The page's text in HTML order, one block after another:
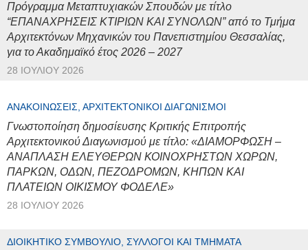
Πρόγραμμα Μεταπτυχιακών Σπουδών με τίτλο
“ΕΠΑΝΑΧΡΗΣΕΙΣ ΚΤΙΡΙΩΝ ΚΑΙ ΣΥΝΟΛΩΝ” από το Τμήμα
Αρχιτεκτόνων Μηχανικών του Πανεπιστημίου Θεσσαλίας,
για το Ακαδημαϊκό έτος 2026 – 2027
28 ΙΟΥΛΊΟΥ 2026
ΑΝΑΚΟΙΝΏΣΕΙΣ, ΑΡΧΙΤΕΚΤΟΝΙΚΟΊ ΔΙΑΓΩΝΙΣΜΟΊ
Γνωστοποίηση δημοσίευσης Κριτικής Επιτροπής
Αρχιτεκτονικού Διαγωνισμού με τίτλο: «ΔΙΑΜΟΡΦΩΣΗ –
ΑΝΑΠΛΑΣΗ ΕΛΕΥΘΕΡΩΝ ΚΟΙΝΟΧΡΗΣΤΩΝ ΧΩΡΩΝ,
ΠΑΡΚΩΝ, ΟΔΩΝ, ΠΕΖΟΔΡΟΜΩΝ, ΚΗΠΩΝ ΚΑΙ
ΠΛΑΤΕΙΩΝ ΟΙΚΙΣΜΟΥ ΦΟΔΕΛΕ»
28 ΙΟΥΛΊΟΥ 2026
ΔΙΟΙΚΗΤΙΚΌ ΣΥΜΒΟΎΛΙΟ, ΣΎΛΛΟΓΟΙ ΚΑΙ ΤΜΉΜΑΤΑ